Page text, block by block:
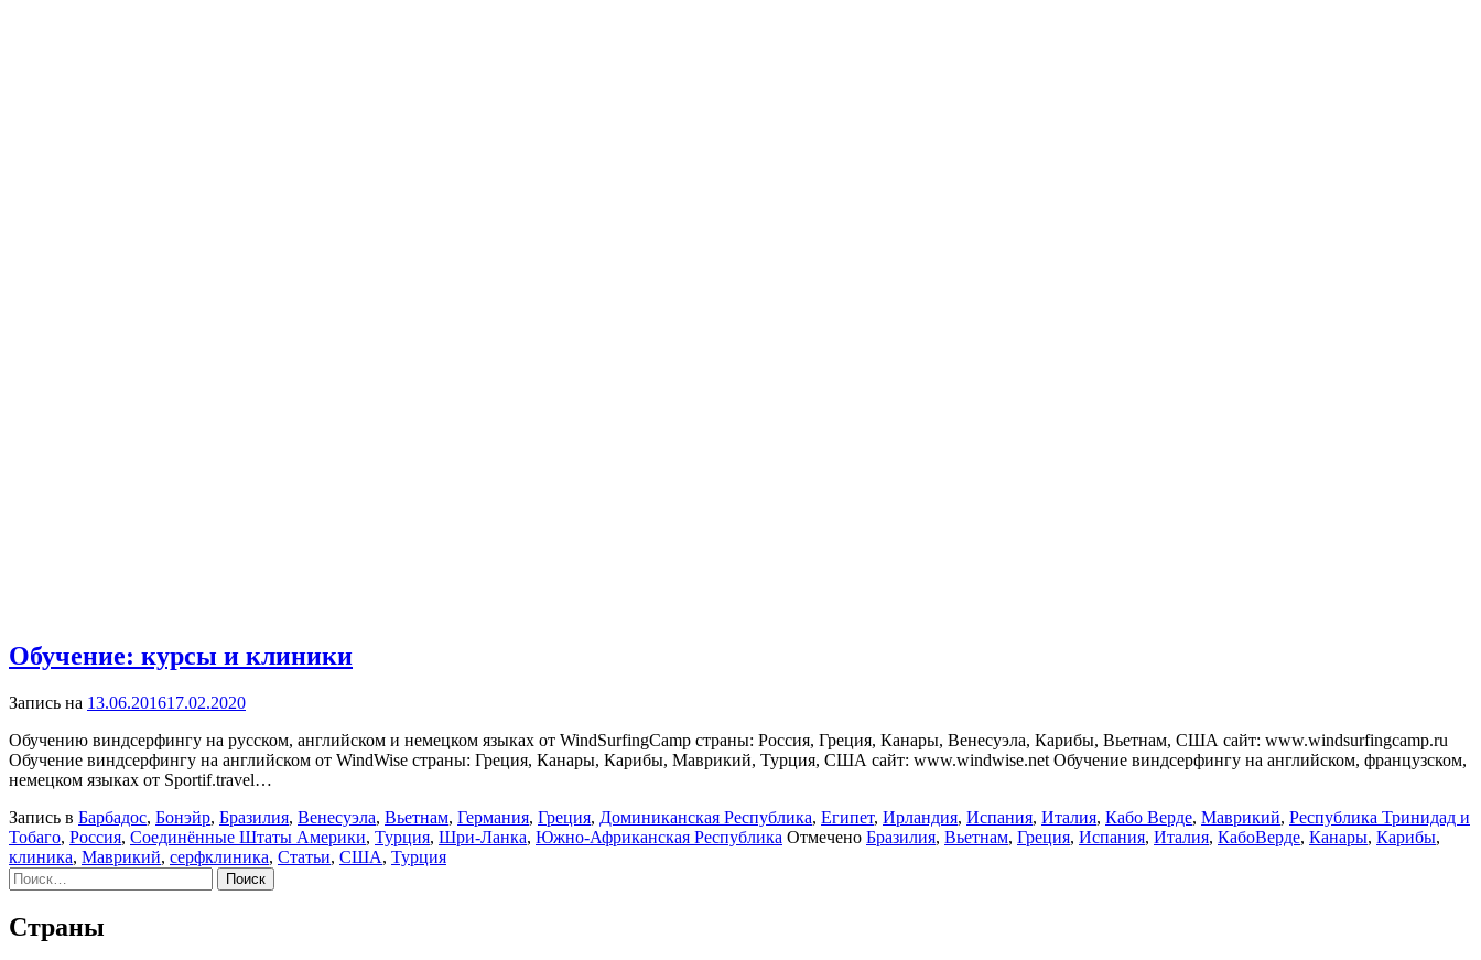
Обучение: курсы и клиники
Запись на 13.06.201617.02.2020
Обучению виндсерфингу на русском, английском и немецком языках от WindSurfingCamp cтраны: Россия, Греция, Канары, Венесуэла, Карибы, Вьетнам, США сайт: www.windsurfingcamp.ru
Обучение виндсерфингу на английском от WindWise cтраны: Греция, Канары, Карибы, Маврикий, Турция, США сайт: www.windwise.net Обучение виндсерфингу на английском, французском,
немецком языках от Sportif.travel…
Запись в Барбадос, Бонэйр, Бразилия, Венесуэла, Вьетнам, Германия, Греция, Доминиканская Республика, Египет, Ирландия, Испания, Италия, Кабо Верде, Маврикий, Республика Тринидад и
Тобаго, Россия, Соединённые Штаты Америки, Турция, Шри-Ланка, Южно-Африканская Республика Отмечено Бразилия, Вьетнам, Греция, Испания, Италия, КабоВерде, Канары, Карибы,
клиника, Маврикий, серфклиника, Статьи, США, Турция
Найти:
Страны